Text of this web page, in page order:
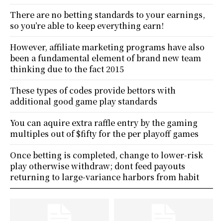
There are no betting standards to your earnings,
so you’re able to keep everything earn!
However, affiliate marketing programs have also
been a fundamental element of brand new team
thinking due to the fact 2015
These types of codes provide bettors with
additional good game play standards
You can aquire extra raffle entry by the gaming
multiples out of $fifty for the per playoff games
Once betting is completed, change to lower-risk
play otherwise withdraw; dont feed payouts
returning to large-variance harbors from habit